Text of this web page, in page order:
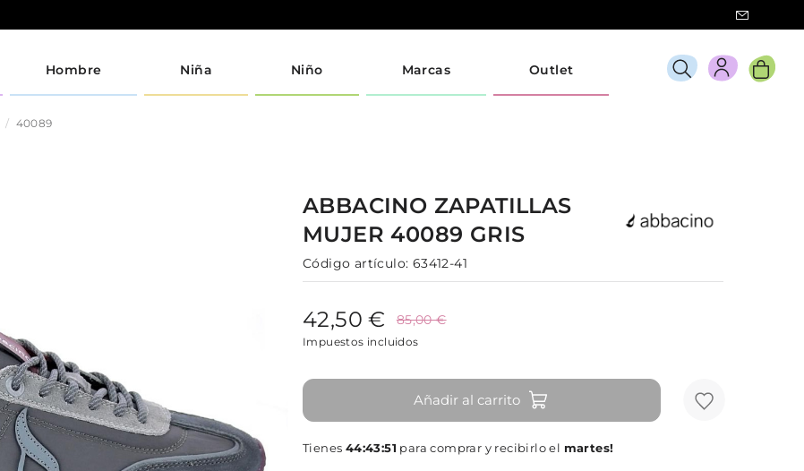
Hombre Niña Niño Marcas Outlet
40089
ABBACINO ZAPATILLAS
MUJER40089 GRIS
Código artículo: 63412-41
42,50 € 85,00 €
Impuestos incluidos
Añadir al carrito
Tienes 44:43:50 para comprar y recibirlo elmartes!